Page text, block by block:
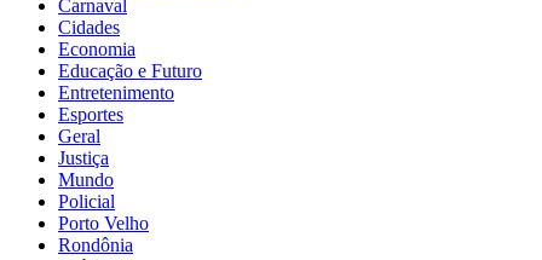
Carnaval
Cidades
Economia
Educação e Futuro
Entretenimento
Esportes
Geral
Justiça
Mundo
Policial
Porto Velho
Rondônia